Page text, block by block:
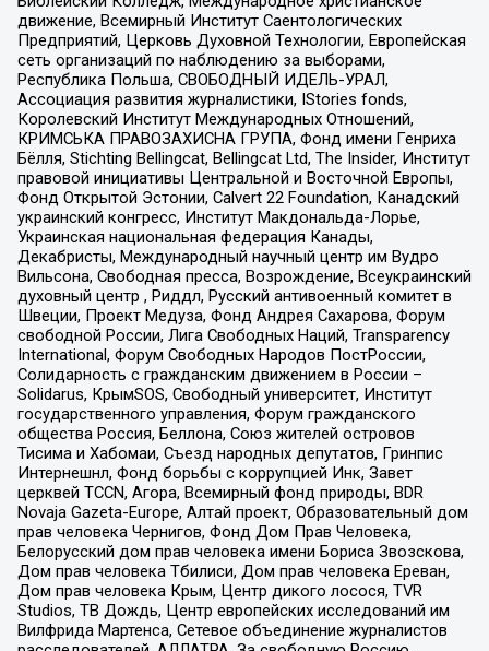
движение, Всемирный Институт Саентологических
Предприятий, Церковь Духовной Технологии, Европейская
сеть организаций по наблюдению за выборами,
Республика Польша, СВОБОДНЫЙ ИДЕЛЬ-УРАЛ,
Ассоциация развития журналистики, IStories fonds,
Королевский Институт Международных Отношений,
КРИМСЬКА ПРАВОЗАХИСНА ГРУПА, Фонд имени Генриха
Бёлля, Stichting Bellingcat, Bellingcat Ltd, The Insider, Институт
правовой инициативы Центральной и Восточной Европы,
Фонд Открытой Эстонии, Calvert 22 Foundation, Канадский
украинский конгресс, Институт Макдональда-Лорье,
Украинская национальная федерация Канады,
Декабристы, Международный научный центр им Вудро
Вильсона, Свободная пресса, Возрождение, Всеукраинский
духовный центр , Риддл, Русский антивоенный комитет в
Швеции, Проект Медуза, Фонд Андрея Сахарова, Форум
свободной России, Лига Свободных Наций, Transparеncy
International, Форум Свободных Народов ПостРоссии,
Солидарность с гражданским движением в России –
Solidarus, КрымSOS, Свободный университет, Институт
государственного управления, Форум гражданского
общества Россия, Беллона, Союз жителей островов
Тисима и Хабомаи, Съезд народных депутатов, Гринпис
Интернешнл, Фонд борьбы с коррупцией Инк, Завет
церквей TCCN, Агора, Всемирный фонд природы, BDR
Novaja Gazeta-Europe, Алтай проект, Образовательный дом
прав человека Чернигов, Фонд Дом Прав Человека,
Белорусский дом прав человека имени Бориса Звозскова,
Дом прав человека Тбилиси, Дом прав человека Ереван,
Дом прав человека Крым, Центр дикого лосося, TVR
Studios, ТВ Дождь, Центр европейских исследований им
Вилфрида Мартенса, Сетевое объединение журналистов